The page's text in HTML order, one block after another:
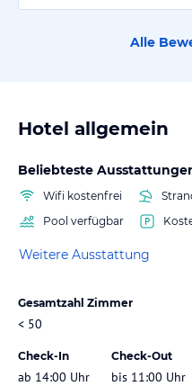
Alle
Hotel allgemein
Beliebteste
Wifi kostenfrei
Pool verfügbar
Weitere Ausstattung
Gesamtzahl Zimmer
< 50
Check-In
ab 14:00 Uhr
Check-Out
bis 11:00 Uhr